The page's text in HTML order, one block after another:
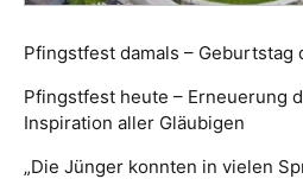
Pfingstfest damals – Geburtstag
Pfingstfest heute – Erneuerung
Inspiration aller Gläubigen
„Die Jünger konnten in vielen